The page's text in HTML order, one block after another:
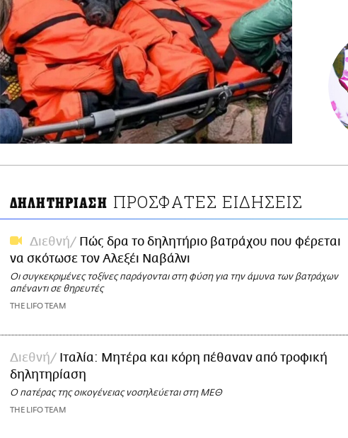
ΔΗΛΗΤΗΡΙΑΣΗ ΠΡΟΣΦΑΤΕΣ ΕΙΔΗΣΕΙΣ
Διεθνή
Πώς δρα το δηλητήριο βατράχου που φέρεται
να σκότωσε τον Αλεξέι Ναβάλνι
Οι συγκεκριμένες τοξίνες παράγονται στη φύση για την άμυνα των βατράχων
απέναντι σε θηρευτές
THE LIFO TEAM
Διεθνή
Ιταλία: Μητέρα και κόρη πέθαναν από τροφική
δηλητηρίαση
Ο πατέρας της οικογένειας νοσηλεύεται στη ΜΕΘ
THE LIFO TEAM